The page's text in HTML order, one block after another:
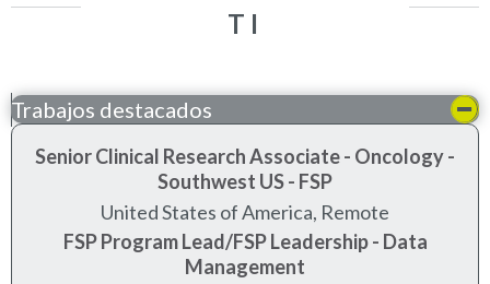
TI
Trabajos destacados
Senior Clinical Research Associate - Oncology -
Southwest US - FSP
United States of America, Remote
FSP Program Lead/FSP Leadership - Data
Management